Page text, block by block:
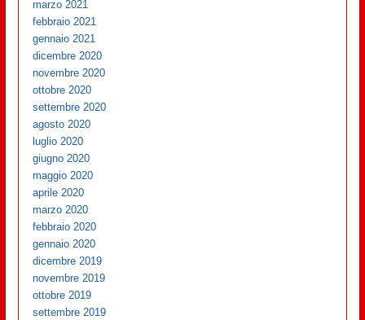
marzo 2021
febbraio 2021
gennaio 2021
dicembre 2020
novembre 2020
ottobre 2020
settembre 2020
agosto 2020
luglio 2020
giugno 2020
maggio 2020
aprile 2020
marzo 2020
febbraio 2020
gennaio 2020
dicembre 2019
novembre 2019
ottobre 2019
settembre 2019